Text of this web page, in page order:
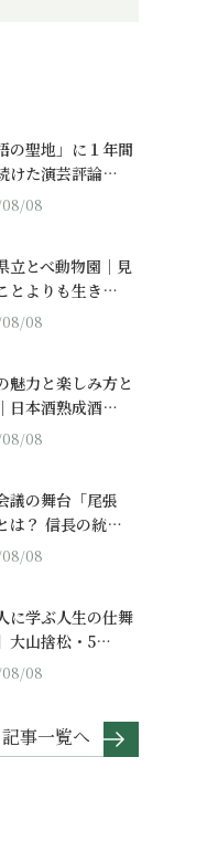
の聖地」に１年間
けた演芸評論…
08
立とべ動物園｜見
とよりも生き…
08
魅力と楽しみ方と
日本酒熟成酒…
08
議の舞台「尾張
は？ 信長の統…
08
に学ぶ人生の仕舞
大山捨松・5…
08
記事一覧へ